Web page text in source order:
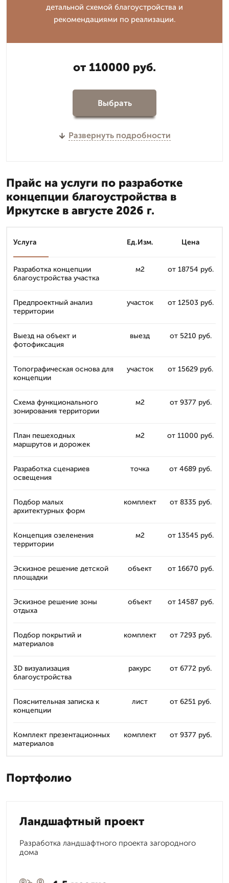
детальной схемой благоустройства и
рекомендациями по реализации.
от 110000 руб.
Выбрать
Развернуть подробности
Прайс на услуги по разработке
концепции благоустройства в
Иркутске в августе 2026 г.
Услуга Ед.Изм. Цена
Разработка концепции
благоустройства участка
м2 от 18754 руб.
Предпроектный анализ
территории
участок от 12503 руб.
Выезд на объект и
фотофиксация
выезд от 5210 руб.
Топографическая основа для
концепции
участок от 15629 руб.
Схема функционального
зонирования территории
м2 от 9377 руб.
План пешеходных
маршрутов и дорожек
м2 от 11000 руб.
Разработка сценариев
освещения
точка от 4689 руб.
Подбор малых
архитектурных форм
комплект от 8335 руб.
Концепция озеленения
территории
м2 от 13545 руб.
Эскизное решение детской
площадки
объект от 16670 руб.
Эскизное решение зоны
отдыха
объект от 14587 руб.
Подбор покрытий и
материалов
комплект от 7293 руб.
3D визуализация
благоустройства
ракурс от 6772 руб.
Пояснительная записка к
концепции
лист от 6251 руб.
Комплект презентационных
материалов
комплект от 9377 руб.
Портфолио
Ландшафтный проект
Разработка ландшафтного проекта загородного
дома